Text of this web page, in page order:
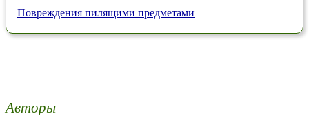
Повреждения пилящими предметами
Авторы